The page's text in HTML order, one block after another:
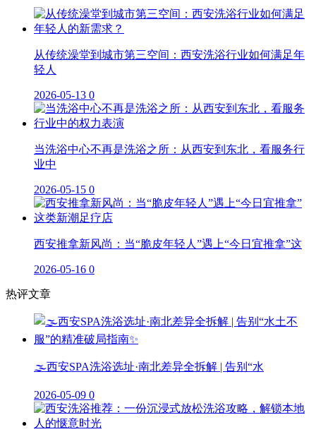
从传统澡堂到城市第三空间：西安洗浴行业如何满足年
轻人
2026-05-13 0
当洗浴中心不再是洗浴之所：从西安到东北，看服务行
业中
2026-05-15 0
西安推拿新风尚：当“脆皮年轻人”遇上“今日宜推拿”这
2026-05-16 0
热评文章
🌫️西安SPA洗浴选址·南北差异全拆解 | 告别“水
2026-05-09 0